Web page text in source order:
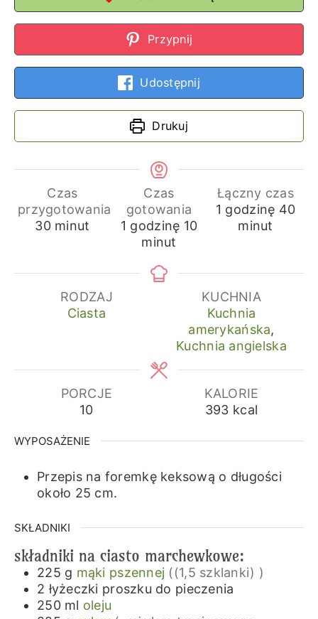
Przypnij
Udostępnij
Drukuj
Czas
przygotowania
30minuty
minut
Czas
gotowania
1 godzina
godzinę 10minuty
minut
Łączny czas
1 godzina
godzinę 40
minut
RODZAJ
Ciasta
KUCHNIA
Kuchnia
amerykańska,
Kuchnia angielska
PORCJE
10
KALORIE
393 kcal
WYPOSAŻENIE
Przepis na foremkę keksową o długości
około 25 cm.
SKŁADNIKI
składniki na ciasto marchewkowe:
225 g mąki pszennej ((1,5 szklanki) )
2 łyżeczki proszku do pieczenia
250 ml oleju